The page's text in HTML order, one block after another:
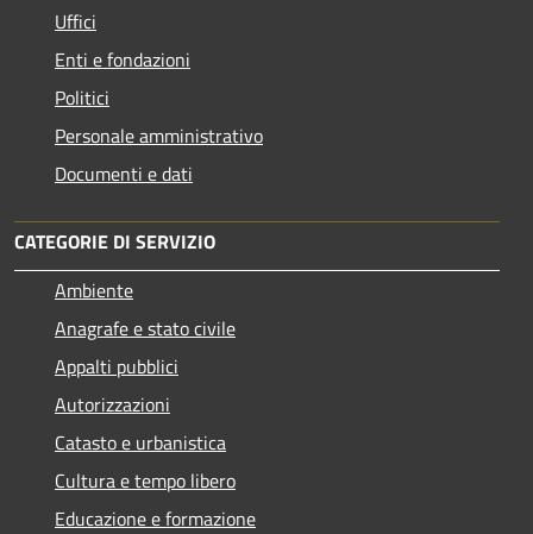
Uffici
Enti e fondazioni
Politici
Personale amministrativo
Documenti e dati
CATEGORIE DI SERVIZIO
Ambiente
Anagrafe e stato civile
Appalti pubblici
Autorizzazioni
Catasto e urbanistica
Cultura e tempo libero
Educazione e formazione